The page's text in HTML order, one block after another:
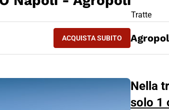
BIGLIETTO TRENO Napoli - Agropoli
ACQUISTA SUBITO
ACQUISTA SUBITONAPOLI - AGROPOLI
Tratte
Nella
solo 1